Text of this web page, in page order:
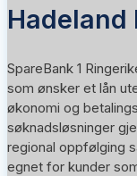
Hadeland
SpareBank 1
som ønsker et lån
økonomi og
søknadsløsninger
regional oppfølging
egnet for kunder